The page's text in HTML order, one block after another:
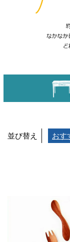
並び替え おす